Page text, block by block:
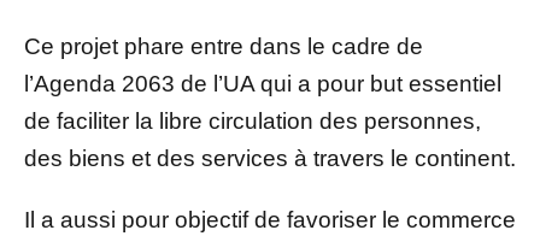
Ce projet phare entre dans le cadre de
l’Agenda 2063 de l’UA qui a pour but essentiel
de faciliter la libre circulation des personnes,
des biens et des services à travers le continent.
Il a aussi pour objectif de favoriser le commerce